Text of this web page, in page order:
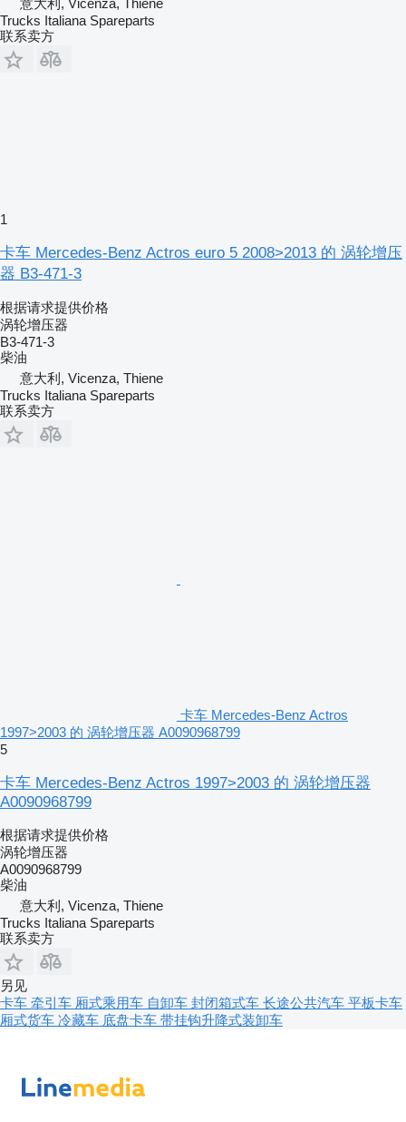
Trucks Italiana Spareparts
联系卖方
1
卡车 Mercedes-Benz Actros euro 5 2008>2013 的 涡轮增压
器 B3-471-3
根据请求提供价格
涡轮增压器
B3-471-3
柴油
意大利, Vicenza, Thiene
Trucks Italiana Spareparts
联系卖方
卡车 Mercedes-Benz Actros
1997>2003 的 涡轮增压器 A0090968799
5
卡车 Mercedes-Benz Actros 1997>2003 的 涡轮增压器
A0090968799
根据请求提供价格
涡轮增压器
A0090968799
柴油
意大利, Vicenza, Thiene
Trucks Italiana Spareparts
联系卖方
另见
卡车 牵引车 厢式乘用车 自卸车 封闭箱式车 长途公共汽车 平板卡车
厢式货车 冷藏车 底盘卡车 带挂钩升降式装卸车